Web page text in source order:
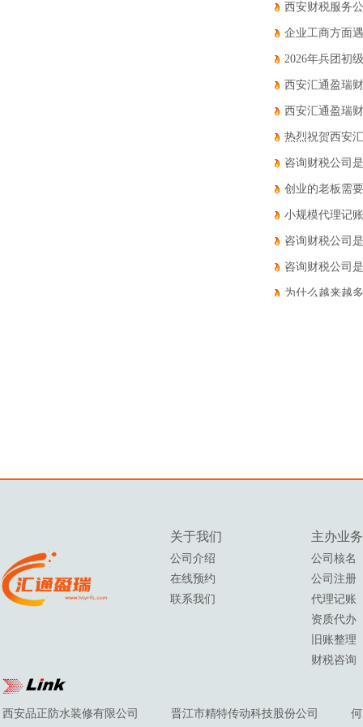
西安财税服务
企业工商方面
2026年兵团初
西安汇通盈瑞
西安汇通盈瑞
热烈祝贺西安
咨询财税公司
创业的老板需
小规模代理记
咨询财税公司
咨询财税公司
为什么越来越
关于我们
公司介绍
在线预约
联系我们
主办业务
公司核名
公司注册
代理记账
资质代办
旧账整理
财税咨询
西安品正防水装修有限公司 晋江市精特传动科技股份公司